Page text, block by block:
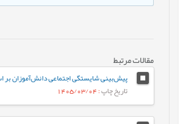
مقالات مرتبط
تاریخ چاپ: 1405/03/04